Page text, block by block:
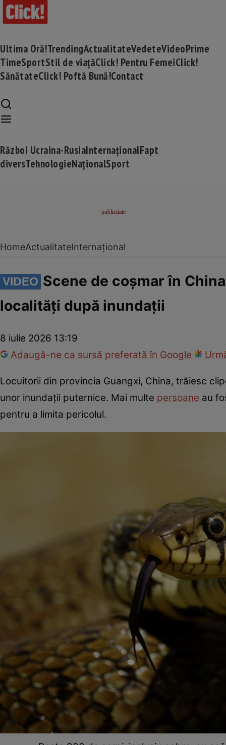
Ultima Oră!TrendingActualitateVedeteVideoPrime
TimeSportStil de viațăClick! Pentru FemeiClick!
SănătateClick! Poftă Bună!Contact
Război Ucraina-RusiaInternaționalFapt
diversTehnologieNaționalSport
HomeActualitateInternațional
VIDEO Scene de coșmar în
localități după inundații
8 iulie 2026 13:19
Adaugă-ne ca sursă preferată în Google
Locuitorii din provincia Guangxi, China, trăiesc
unor inundații puternice. Mai multe persoane au
pentru a limita pericolul.